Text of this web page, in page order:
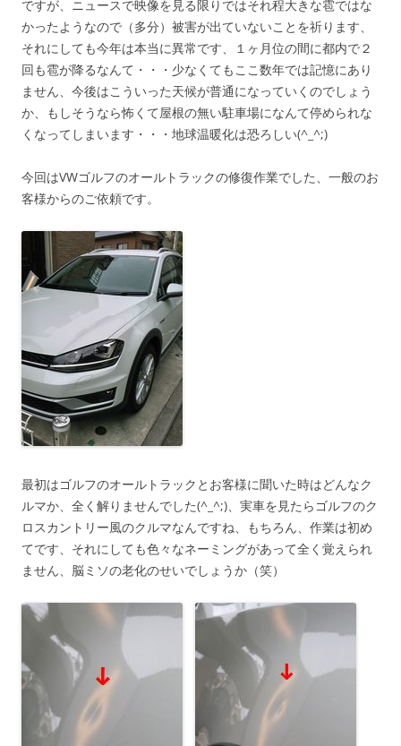
ですが、ニュースで映像を見る限りではそれ程大きな雹ではな
かったようなので（多分）被害が出ていないことを祈ります、
それにしても今年は本当に異常です、１ヶ月位の間に都内で２
回も雹が降るなんて・・・少なくてもここ数年では記憶にあり
ません、今後はこういった天候が普通になっていくのでしょう
か、もしそうなら怖くて屋根の無い駐車場になんて停められな
くなってしまいます・・・地球温暖化は恐ろしい(^_^;)
今回はVWゴルフのオールトラックの修復作業でした、一般のお
客様からのご依頼です。
最初はゴルフのオールトラックとお客様に聞いた時はどんなク
ルマか、全く解りませんでした(^_^;)、実車を見たらゴルフのク
ロスカントリー風のクルマなんですね、もちろん、作業は初め
てです、それにしても色々なネーミングがあって全く覚えられ
ません、脳ミソの老化のせいでしょうか（笑）